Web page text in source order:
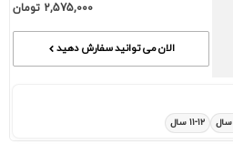
2,575,000 تومان
الان می توانید سفارش دهید
۱۱-۱۲ سال